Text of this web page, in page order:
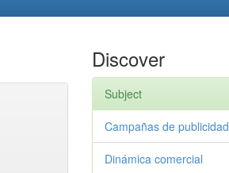
Discover
Subject
Campañas de publicidad
Dinámica comercial